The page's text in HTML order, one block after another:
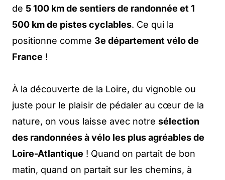
de 5 100 km de sentiers de randonnée et 1
500 km de pistes cyclables. Ce qui la
positionne comme 3e département vélo de
France !
À la découverte de la Loire, du vignoble ou
juste pour le plaisir de pédaler au cœur de la
nature, on vous laisse avec notre sélection
des randonnées à vélo les plus agréables de
Loire-Atlantique ! Quand on partait de bon
matin, quand on partait sur les chemins, à